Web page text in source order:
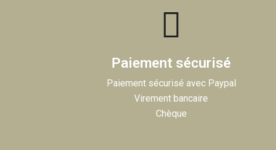
Paiement sécurisé
Paiement sécurisé avec Paypal
Virement bancaire
Chèque